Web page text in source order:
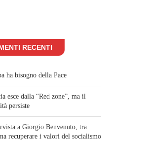
RECENTI
ha bisogno della Pace
esce dalla “Red zone”, ma il
persiste
a Giorgio Benvenuto, tra
recuperare i valori del socialismo